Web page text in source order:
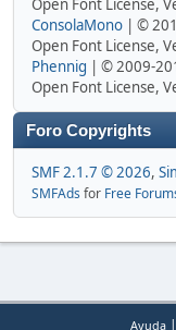
Open Font License,
ConsolaMono | ©
Open Font License,
Phennig | © 2009-
Open Font License,
Foro Copyrights
SMF 2.1.7 © 2026,
SMFAds for Free
Ayuda |